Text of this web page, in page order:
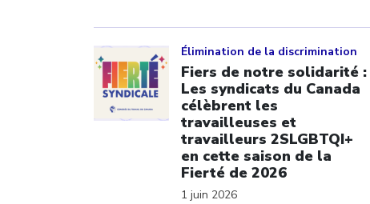
Élimination de la discrimination
Fiers de notre solidarité :
Les syndicats du Canada
célèbrent les
travailleuses et
travailleurs 2SLGBTQI+
en cette saison de la
Fierté de 2026
1 juin 2026